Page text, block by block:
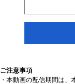
ご注意事項
・本動画の配信期間は